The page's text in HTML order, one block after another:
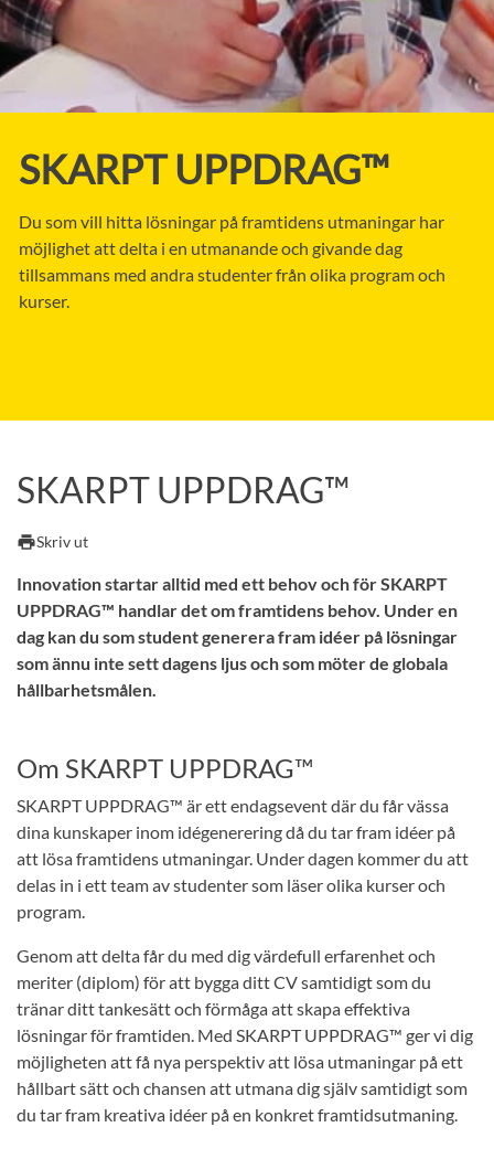
SKARPT UPPDRAG™
Du som vill hitta lösningar på framtidens utmaningar har
möjlighet att delta i en utmanande och givande dag
tillsammans med andra studenter från olika program och
kurser.
SKARPT UPPDRAG™
printSkriv ut
Innovation startar alltid med ett behov och för SKARPT
UPPDRAG™ handlar det om framtidens behov. Under en
dag kan du som student generera fram idéer på lösningar
som ännu inte sett dagens ljus och som möter de globala
hållbarhetsmålen.
Om SKARPT UPPDRAG™
SKARPT UPPDRAG™ är ett endagsevent där du får vässa
dina kunskaper inom idégenerering då du tar fram idéer på
att lösa framtidens utmaningar. Under dagen kommer du att
delas in i ett team av studenter som läser olika kurser och
program.
Genom att delta får du med dig värdefull erfarenhet och
meriter (diplom) för att bygga ditt CV samtidigt som du
tränar ditt tankesätt och förmåga att skapa effektiva
lösningar för framtiden. Med SKARPT UPPDRAG™ ger vi dig
möjligheten att få nya perspektiv att lösa utmaningar på ett
hållbart sätt och chansen att utmana dig själv samtidigt som
du tar fram kreativa idéer på en konkret framtidsutmaning.